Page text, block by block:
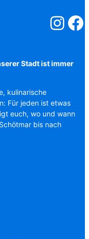
Stadt ist immer
kulinarische
Für jeden ist etwas
euch, wo und wann
bis nach